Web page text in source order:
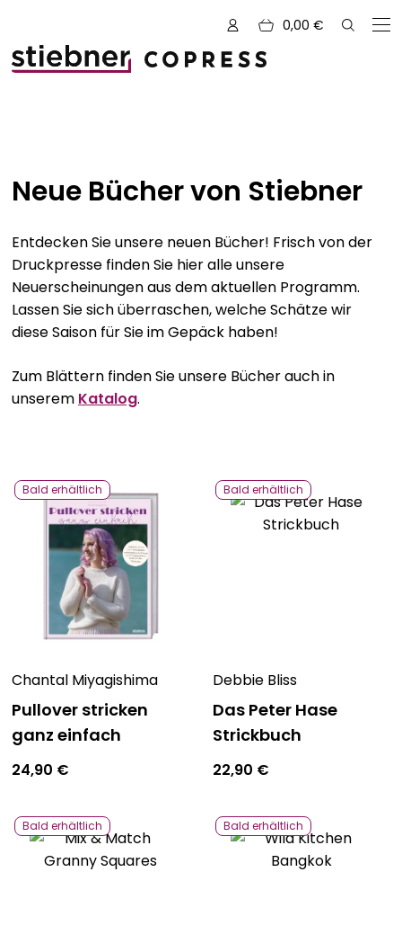
0,00 €
Alle Bücher
Neue Bücher
Kreativ mit Garn
Nähen und Fashion
Zeichnen, Gestalten & Design
Kulinarik & Genuss
Abenteuer & Outdoor
NOVUM
Vorschauen
Neue Bücher von Stiebner
Entdecken Sie unsere neuen Bücher! Frisch von der
Druckpresse finden Sie hier alle unsere
Neuerscheinungen aus dem aktuellen Programm.
Lassen Sie sich überraschen, welche Schätze wir
diese Saison für Sie im Gepäck haben!
Zum Blättern finden Sie unsere Bücher auch in
unserem Katalog.
Bald erhältlich
Chantal Miyagishima
Pullover stricken
ganz einfach
24,90 €
Bald erhältlich
Debbie Bliss
Das Peter Hase
Strickbuch
22,90 €
Bald erhältlich Bald erhältlich